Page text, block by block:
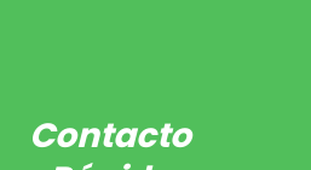
Contacto